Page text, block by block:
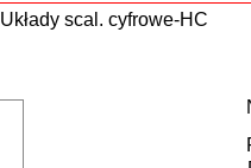
Układy scal. cyfrowe-HC